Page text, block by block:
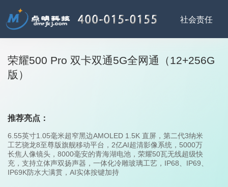
荣耀500 Pro 双卡双通5G全网通（12+256G
版）
推荐亮点：
6.55英寸1.05毫米超窄黑边AMOLED 1.5K 直屏，第二代3纳米
工艺骁龙8至尊版旗舰移动平台，2亿AI超清影像系统，5000万
长焦人像镜头，8000毫安的青海湖电池，荣耀50瓦无线超级快
充，支持立体声双扬声器，一体化冷雕玻璃工艺，IP68、IP69、
IP69K防水大满贯，AI实体按键加持